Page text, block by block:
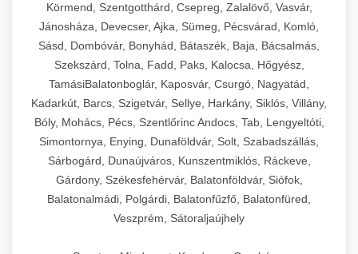
Körmend, Szentgotthárd, Csepreg, Zalalövő, Vasvár,
Jánosháza, Devecser, Ajka, Sümeg, Pécsvárad, Komló,
Sásd, Dombóvár, Bonyhád, Bátaszék, Baja, Bácsalmás,
Szekszárd, Tolna, Fadd, Paks, Kalocsa, Hőgyész,
TamásiBalatonboglár, Kaposvár, Csurgó, Nagyatád,
Kadarkút, Barcs, Szigetvár, Sellye, Harkány, Siklós, Villány,
Bóly, Mohács, Pécs, Szentlőrinc Andocs, Tab, Lengyeltóti,
Simontornya, Enying, Dunaföldvár, Solt, Szabadszállás,
Sárbogárd, Dunaújváros, Kunszentmiklós, Ráckeve,
Gárdony, Székesfehérvár, Balatonföldvár, Siófok,
Balatonalmádi, Polgárdi, Balatonfűzfő, Balatonfüred,
Veszprém, Sátoraljaújhely